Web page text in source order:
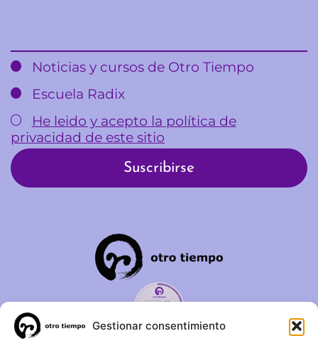
Gestionar consentimiento
Noticias y cursos de Otro Tiempo
Escuela Radix
He leido y acepto la política de
privacidad de este sitio